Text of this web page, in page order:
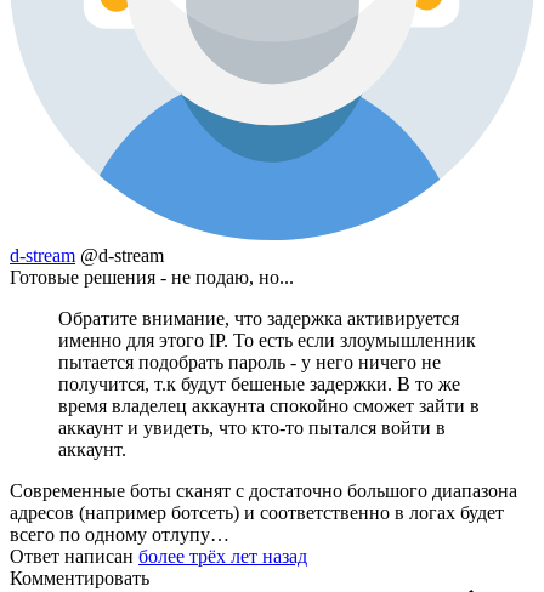
d-stream @d-stream
Готовые решения - не подаю, но...
Обратите внимание, что задержка активируется
именно для этого IP. То есть если злоумышленник
пытается подобрать пароль - у него ничего не
получится, т.к будут бешеные задержки. В то же
время владелец аккаунта спокойно сможет зайти в
аккаунт и увидеть, что кто-то пытался войти в
аккаунт.
Современные боты сканят с достаточно большого диапазона
адресов (например ботсеть) и соответственно в логах будет
всего по одному отлупу…
Ответ написан более трёх лет назад
Комментировать